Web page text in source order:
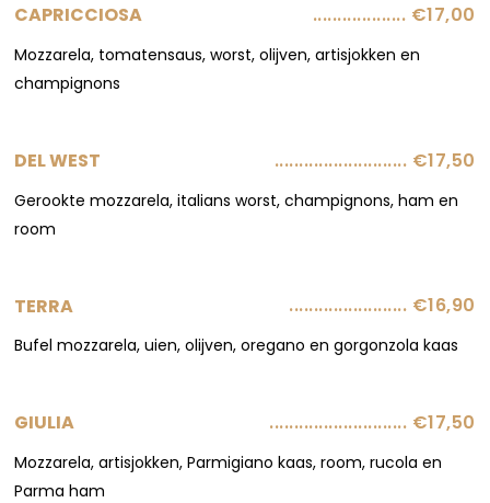
CAPRICCIOSA ................... €17,00​
Mozzarela, tomatensaus, worst, olijven, artisjokken en
champignons
DEL WEST ........................... €17,50
Gerookte mozzarela, italians worst, champignons, ham en
room
TERRA ........................ €16,90
Bufel mozzarela, uien, olijven, oregano en gorgonzola kaas
GIULIA ............................ €17,50
Mozzarela, artisjokken, Parmigiano kaas, room, rucola en
Parma ham